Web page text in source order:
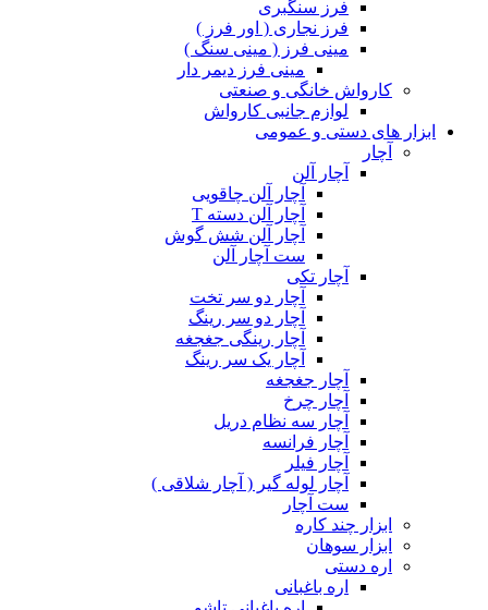
فرز سنگبری
فرز نجاری ( اور فرز )
مینی فرز ( مینی سنگ )
مینی فرز دیمر دار
کارواش خانگی و صنعتی
لوازم جانبی کارواش
ابزار های دستی و عمومی
آچار
آچار آلن
آچار آلن چاقویی
آچار آلن دسته T
آچار آلن شش گوش
ست آچار آلن
آچار تکی
آچار دو سر تخت
آچار دو سر رینگ
آچار رینگی جغجغه
آچار یک سر رینگ
آچار جغجغه
آچار چرخ
آچار سه نظام دریل
آچار فرانسه
آچار فیلر
آچار لوله گیر ( آچار شلاقی )
ست آچار
ابزار چند کاره
ابزار سوهان
اره دستی
اره باغبانی